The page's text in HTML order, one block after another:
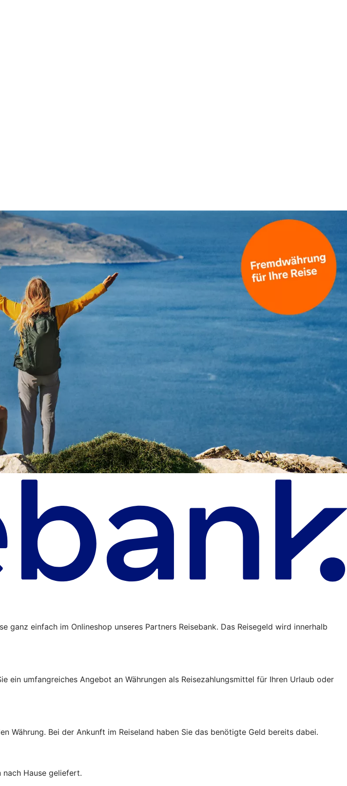
ganz einfach im Onlineshop unseres Partners Reisebank. Das Reisegeld wird innerhalb
ein umfangreiches Angebot an Währungen als Reisezahlungsmittel für Ihren Urlaub oder
Währung. Bei der Ankunft im Reiseland haben Sie das benötigte Geld bereits dabei.
Hause geliefert.